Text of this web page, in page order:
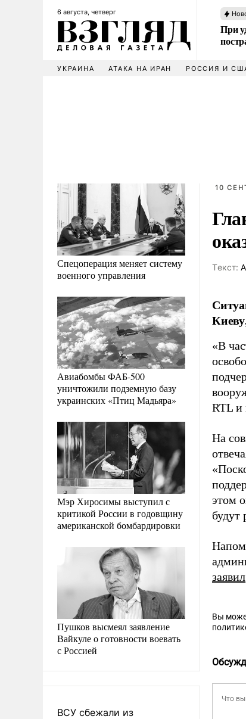
6 августа, четверг
При
УКРАИНА АТАКА НА ИРАН РОССИЯ И
Спецоперация меняет систему
военного управления
Авиабомбы ФАБ-500
уничтожили подземную базу
украинских «Птиц Мадьяра»
Мэр Хиросимы выступил с
критикой России в годовщину
американской бомбардировки
Пушков высмеял заявление
Вайкуле о готовности воевать
с Россией
ВСУ сбежали из
10
Tекст:
«В
RTL и
На
этом
заявил
Вы